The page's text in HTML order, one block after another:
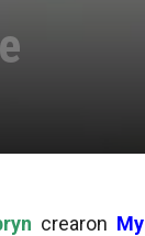
crearon My